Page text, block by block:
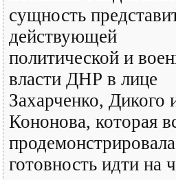
сущность
действующей
политической и
власти ДНР в лице
Захарченко, Дикого
Кононова, которая
готовность идти на